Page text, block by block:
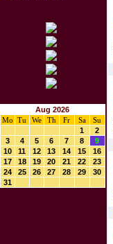
Aug 2026
Mo
Tu We Th Fr Sa
Su
1
2
3
4 5 6 7 8
9
10
11 12 13 14 15
16
17
18 19 20 21 22
23
24
25 26 27 28 29
30
31